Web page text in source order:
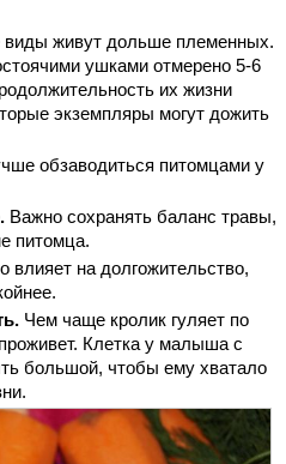
виды живут дольше племенных.
ушками отмерено 5-6
их жизни
экземпляры могут дожить
обзаводиться питомцами у
Важно сохранять баланс травы,
питомца.
влияет на долгожительство,
Чем чаще кролик гуляет по
Клетка у малыша с
большой, чтобы ему хватало